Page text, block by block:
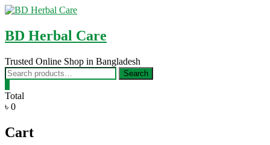
Skip
content
BD Herbal Care
Trusted Online Shop in Bangladesh
Search
for:
Search
Total
৳ 0
Cart